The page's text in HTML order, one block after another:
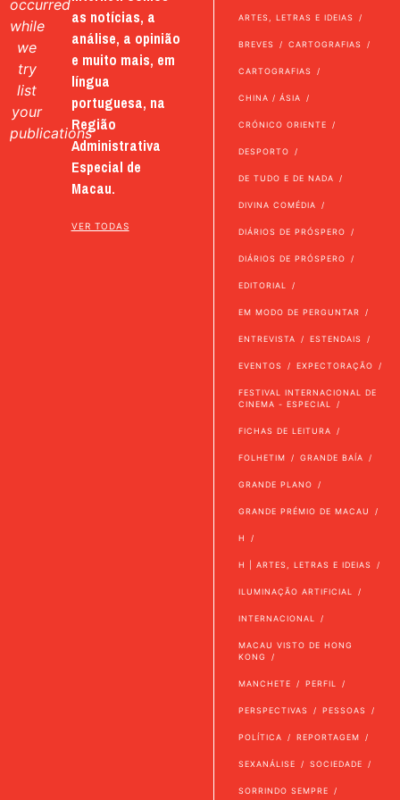
occurred
while
we
try
list
your
publications
as notícias, a
análise, a opinião
e muito mais, em
língua
portuguesa, na
Região
Administrativa
Especial de
Macau.
VER TODAS
ARTES, LETRAS E IDEIAS
BREVES CARTOGRAFIAS
CARTOGRAFIAS
CHINA / ÁSIA
CRÓNICO ORIENTE
DESPORTO
DE TUDO E DE NADA
DIVINA COMÉDIA
DIÁRIOS DE PRÓSPERO
DIÁRIOS DE PRÓSPERO
EDITORIAL
EM MODO DE PERGUNTAR
ENTREVISTA ESTENDAIS
EVENTOS EXPECTORAÇÃO
FESTIVAL INTERNACIONAL DE
CINEMA - ESPECIAL
FICHAS DE LEITURA
FOLHETIM GRANDE BAÍA
GRANDE PLANO
GRANDE PRÉMIO DE MACAU
H
H | ARTES, LETRAS E IDEIAS
ILUMINAÇÃO ARTIFICIAL
INTERNACIONAL
MACAU VISTO DE HONG
KONG
MANCHETE PERFIL
PERSPECTIVAS PESSOAS
POLÍTICA REPORTAGEM
SEXANÁLISE SOCIEDADE
SORRINDO SEMPRE